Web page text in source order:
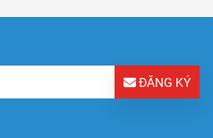
ĐĂNG KÝ